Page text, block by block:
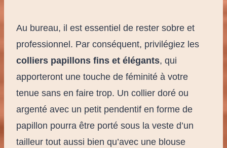
Au bureau, il est essentiel de rester sobre et
professionnel. Par conséquent, privilégiez les
colliers papillons fins et élégants, qui
apporteront une touche de féminité à votre
tenue sans en faire trop. Un collier doré ou
argenté avec un petit pendentif en forme de
papillon pourra être porté sous la veste d’un
tailleur tout aussi bien qu’avec une blouse